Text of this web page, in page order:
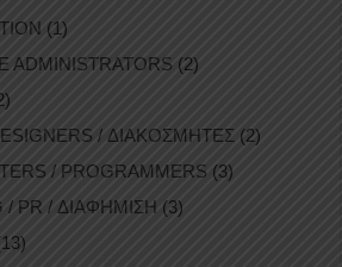
(1)
ADMINISTRATORS (2)
/ ΔΙΑΚΟΣΜΗΤΕΣ (2)
/ PROGRAMMERS (3)
/ PR / ΔΙΑΦΗΜΙΣΗ (3)